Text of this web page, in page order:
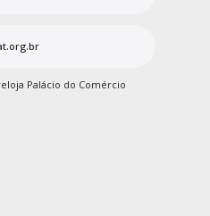
Palácio do Comércio